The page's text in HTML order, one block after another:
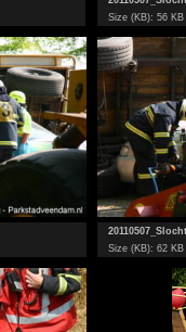
Size (KB): 56 KB
Size (KB): 62 KB